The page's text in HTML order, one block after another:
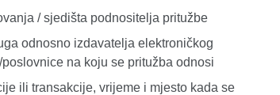
/ sjedišta podnositelja pritužbe
odnosno izdavatelja elektroničkog
na koju se pritužba odnosi
ili transakcije, vrijeme i mjesto kada se